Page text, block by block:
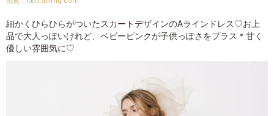
細かくひらひらがついたスカートデザインのAラインドレス♡お上
品で大人っぽいけれど、ベビーピンクが子供っぽさをプラス＊甘く
優しい雰囲気に♡